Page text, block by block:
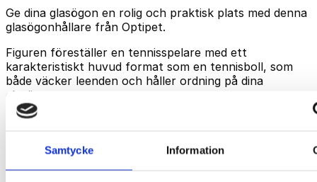
Samtycke Information
Ge dina glasögon en rolig och praktisk plats med denna
glasögonhållare från Optipet.
Figuren föreställer en tennisspelare med ett
karakteristiskt huvud format som en tennisboll, som
både väcker leenden och håller ordning på dina
glasögon.
Den är tillverkad i polyresin, handmålad och har en höjd
praktisk förvaring.
Denna glasögonhållare är idealisk för dig som vill